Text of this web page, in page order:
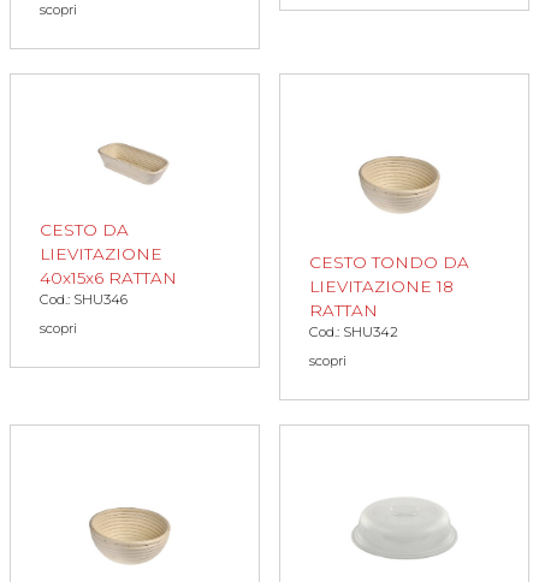
scopri
CESTO DA
LIEVITAZIONE
40x15x6 RATTAN
Cod.: SHU346
scopri
CESTO TONDO DA
LIEVITAZIONE 18
RATTAN
Cod.: SHU342
scopri